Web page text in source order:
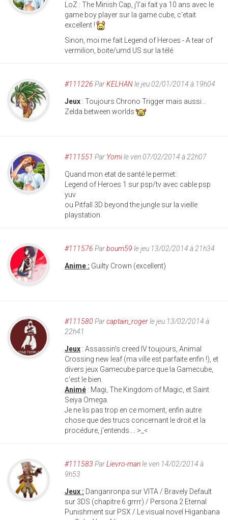
LoZ : The Minish Cap, j'l'ai fait ya 10 ans avec le
game boy player sur la game cube, c'etait
excellent !
Sinon, moi me fait Legend of Heroes - A tear of
vermilion, boite/umd US sur la télé.
#111226 ParKELHANle jeu 02/01/2014 à 19h04
Jeux : Toujours Chrono Trigger mais aussi...
Zelda between worlds
#111551 Par Yomile ven 07/02/2014 à 22h07
Quand mon etat de santé le permet:
Legend of Heroes 1 sur psp/tv avec cable psp
yuv
ou Pitfall 3D beyond the jungle sur la vieille
playstation.
#111576 Parboum59 le jeu 13/02/2014 à 21h34
Anime : Guilty Crown (excellent)
#111580 Parcaptain_rogerle jeu 13/02/2014 à
22h41
Jeux : Assassin's creed IV toujours, Animal
Crossing new leaf (ma ville est parfaite enfin !), et
divers jeux Gamecube parce que la Gamecube,
c'est le bien.
Animé : Magi, The Kingdom of Magic, et Saint
Seiya Omega.
Je ne lis pas trop en ce moment, enfin autre
chose que des trucs concernant le droit et la
procédure, j'entends.... >_<
#111583 ParLievro-manle ven 14/02/2014 à
9h53
Jeux : Danganronpa sur VITA / Bravely Default
sur 3DS (chapitre 6 grrrr) / Persona 2 Eternal
Punishment sur PSX / Le visual novel Higanbana